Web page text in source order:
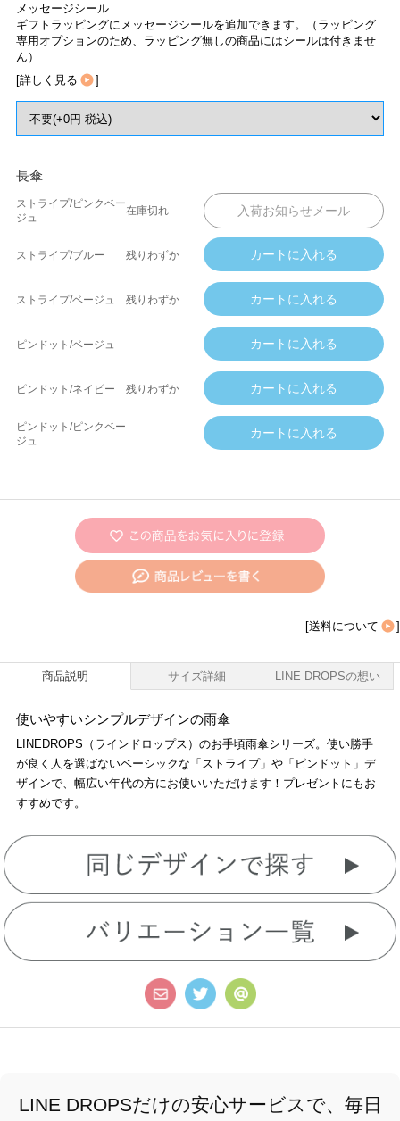
メッセージシール
ギフトラッピングにメッセージシールを追加できます。（ラッピング
専用オプションのため、ラッピング無しの商品にはシールは付きませ
ん）
[詳しく見る ]
長傘
ストライプ/ピンクベー
ジュ
在庫切れ
ストライプ/ブルー 残りわずか
ストライプ/ベージュ 残りわずか
ピンドット/ベージュ
ピンドット/ネイビー 残りわずか
ピンドット/ピンクベー
ジュ
[送料について ]
商品説明 サイズ詳細 LINE DROPSの想い
使いやすいシンプルデザインの雨傘
LINEDROPS（ラインドロップス）のお手頃雨傘シリーズ。使い勝手
が良く人を選ばないベーシックな「ストライプ」や「ピンドット」デ
ザインで、幅広い年代の方にお使いいただけます！プレゼントにもお
すすめです。
LINE DROPSだけの安心サービスで、毎日